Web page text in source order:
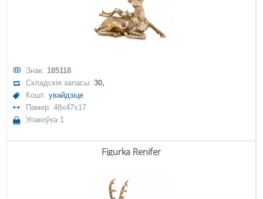
Знак: 185118
Складскія запасы:30,
Кошт:увайдзіце
Памер: 48x47x17
Упакоўка 1
Figurka Renifer